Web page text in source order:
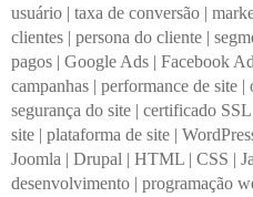
usuário | taxa de conversão |
clientes | persona do cliente |
pagos | Google Ads | Facebook
campanhas | performance de site |
segurança do site | certificado SSL
site | plataforma de site |
Joomla | Drupal | HTML | CSS |
desenvolvimento | programação